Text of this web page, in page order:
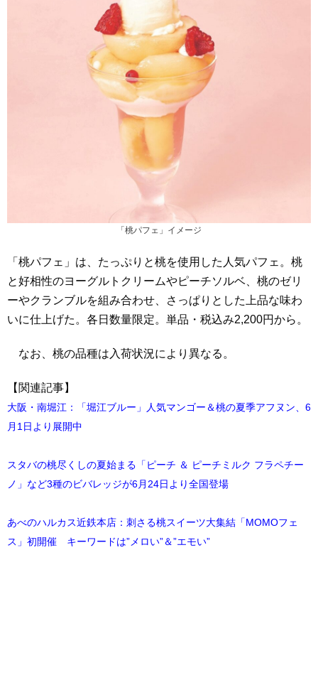
「桃パフェ」イメージ
「桃パフェ」は、たっぷりと桃を使用した人気パフェ。桃
と好相性のヨーグルトクリームやピーチソルベ、桃のゼリ
ーやクランブルを組み合わせ、さっぱりとした上品な味わ
いに仕上げた。各日数量限定。単品・税込み2,200円から。
なお、桃の品種は入荷状況により異なる。
【関連記事】
大阪・南堀江：「堀江ブルー」人気マンゴー＆桃の夏季アフヌン、6
月1日より展開中
スタバの桃尽くしの夏始まる「ピーチ ＆ ピーチミルク フラペチー
ノ」など3種のビバレッジが6月24日より全国登場
あべのハルカス近鉄本店：刺さる桃スイーツ大集結「MOMOフェ
ス」初開催 キーワードは”メロい”＆”エモい”